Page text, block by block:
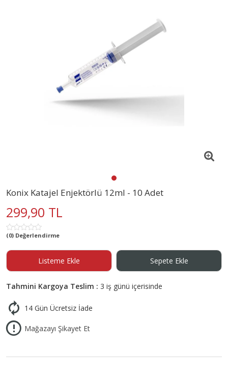
Konix Katajel Enjektörlü 12ml - 10 Adet
299,90 TL
(0) Değerlendirme
Listeme Ekle Sepete Ekle
Tahmini Kargoya Teslim : 3 iş günü içerisinde
14 Gün Ücretsiz İade
Mağazayı Şikayet Et